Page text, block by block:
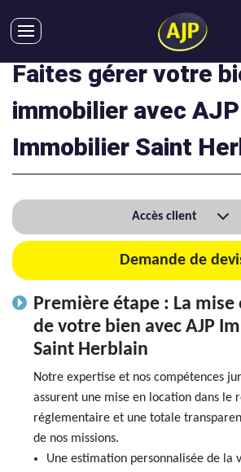
ACHATS
VENTES
GESTION LOCATIVE
SYNDIC
LMNP
IMMOBILIER NEUF
LOCATIONS DE VACANCES
ENTREPRISES
DEVENIR FRANCHISÉ
AJP Actualités
Service Qualité Clients
Faites gérer votre
immobilier avec AJP
Immobilier Saint
Accès client
Demande de
Première étape : La
de votre bien avec AJP
Saint Herblain
Notre expertise et nos compétences
assurent une mise en location dans le
réglementaire et une totale
de nos missions.
Une estimation personnalisée de la